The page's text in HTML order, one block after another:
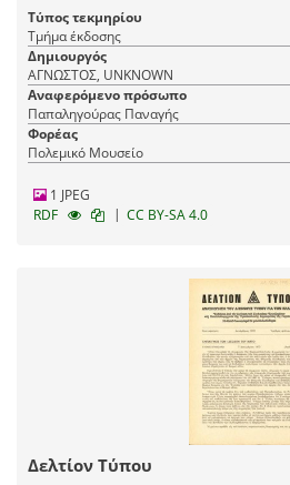
Τύπος τεκμηρίου
Τμήμα έκδοσης
Δημιουργός
ΑΓΝΩΣΤΟΣ, UNKNOWN
Αναφερόμενο πρόσωπο
Παπαληγούρας Παναγής
Φορέας
Πολεμικό Μουσείο
1 JPEG
RDF
| CC BY-SA 4.0
Δελτίον Τύπου